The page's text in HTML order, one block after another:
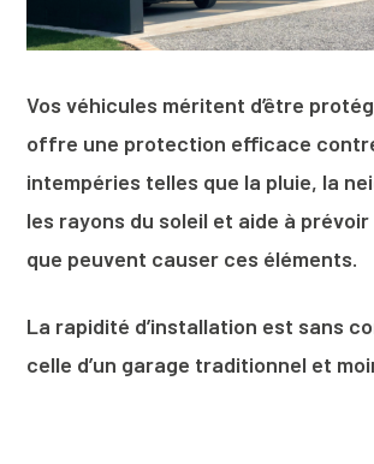
Vos véhicules méritent d’être
offre une protection efficace
intempéries telles que la pluie, la
les rayons du soleil et aide à prévoir
que peuvent causer ces éléments.
La rapidité d’installation est sans
celle d’un garage traditionnel et